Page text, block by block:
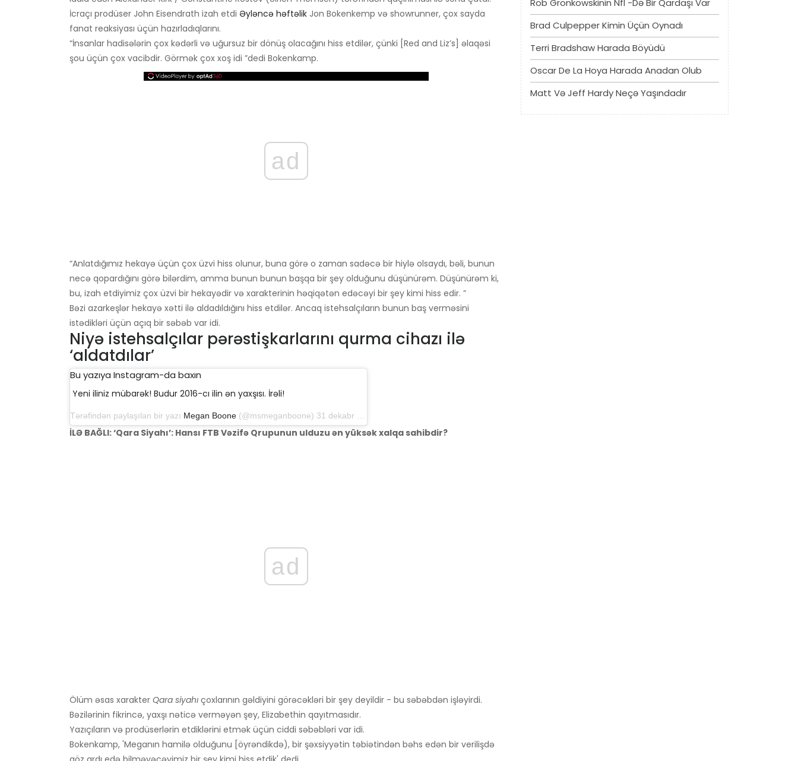
İcraçı prodüser John Eisendrath izah etdi Əyləncə həftəlik Jon Bokenkemp və showrunner, çox sayda
fanat reaksiyası üçün hazırladıqlarını.
“İnsanlar hadisələrin çox kədərli və uğursuz bir dönüş olacağını hiss etdilər, çünki [Red and Liz’s] əlaqəsi
şou üçün çox vacibdir. Görmək çox xoş idi ”dedi Bokenkamp.
ad
“Anlatdığımız hekayə üçün çox üzvi hiss olunur, buna görə o zaman sadəcə bir hiylə olsaydı, bəli, bunun
necə qopardığını görə bilərdim, amma bunun bunun başqa bir şey olduğunu düşünürəm. Düşünürəm ki,
bu, izah etdiyimiz çox üzvi bir hekayədir və xarakterinin həqiqətən edəcəyi bir şey kimi hiss edir. ”
Bəzi azarkeşlər hekayə xətti ilə aldadıldığını hiss etdilər. Ancaq istehsalçıların bunun baş verməsini
istədikləri üçün açıq bir səbəb var idi.
Niyə istehsalçılar pərəstişkarlarını qurma cihazı ilə
‘aldatdılar’
Bu yazıya Instagram-da baxın
Yeni iliniz mübarək! Budur 2016-cı ilin ən yaxşısı. İrəli!
Tərəfindən paylaşılan bir yazı Megan Boone (@msmeganboone) 31 dekabr 2016-cı il tarixində, saat 14: 46-da
İLƏ BAĞLI: ‘Qara Siyahı’: Hansı FTB Vəzifə Qrupunun ulduzu ən yüksək xalqa sahibdir?
ad
Ölüm əsas xarakter Qara siyahı çoxlarının gəldiyini görəcəkləri bir şey deyildir - bu səbəbdən işləyirdi.
Bəzilərinin fikrincə, yaxşı nəticə verməyən şey, Elizabethin qayıtmasıdır.
Yazıçıların və prodüserlərin etdiklərini etmək üçün ciddi səbəbləri var idi.
Bokenkamp, ​​'Meganın hamilə olduğunu [öyrəndikdə), bir şəxsiyyətin təbiətindən bəhs edən bir verilişdə
Rob Gronkowskinin Nfl -də Bir Qardaşı Var
Brad Culpepper Kimin Üçün Oynadı
Terri Bradshaw Harada Böyüdü
Oscar De La Hoya Harada Anadan Olub
Matt Və Jeff Hardy Neçə Yaşındadır